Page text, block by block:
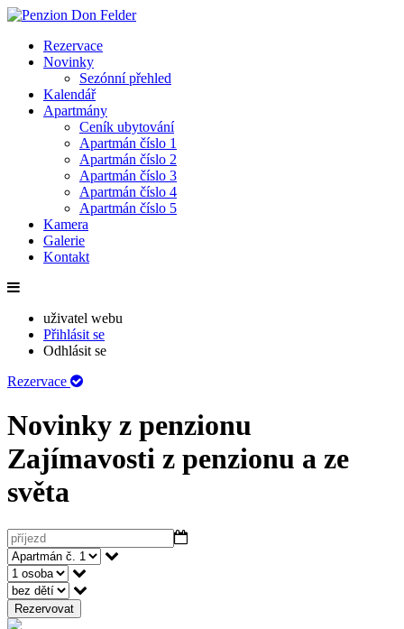
Rezervace
Novinky
Sezónní přehled
Kalendář
Apartmány
Ceník ubytování
Apartmán číslo 1
Apartmán číslo 2
Apartmán číslo 3
Apartmán číslo 4
Apartmán číslo 5
Kamera
Galerie
Kontakt
uživatel webu
Přihlásit se
Odhlásit se
Rezervace
Novinky z penzionu
Zajímavosti z penzionu a ze
světa
Rezervovat